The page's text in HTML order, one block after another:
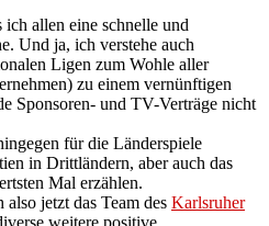
allen eine schnelle und
Und ja, ich verstehe auch
Ligen zum Wohle aller
zu einem vernünftigen
Sponsoren- und TV-Verträge nicht
für die Länderspiele
in Drittländern, aber auch das
Mal erzählen.
jetzt das Team des Karlsruher
weitere positive